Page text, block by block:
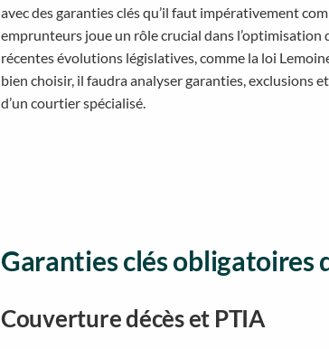
avec des garanties clés qu’il faut impérativement
emprunteurs joue un rôle crucial dans
récentes évolutions législatives, comme la loi
bien choisir, il faudra analyser garanties, exclusions
d’un courtier spécialisé.
Garanties clés obligatoires
Couverture décès et PTIA